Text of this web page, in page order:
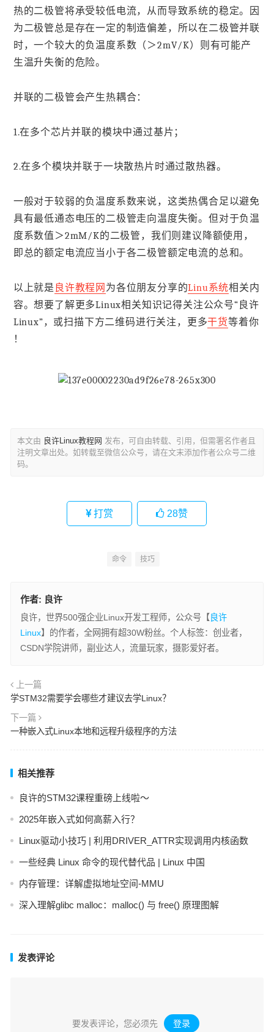
热的二极管将承受较低电流，从而导致系统的稳定。因
为二极管总是存在一定的制造偏差，所以在二极管并联
时，一个较大的负温度系数（＞2mV/K）则有可能产
生温升失衡的危险。
并联的二极管会产生热耦合：
1.在多个芯片并联的模块中通过基片；
2.在多个模块并联于一块散热片时通过散热器。
一般对于较弱的负温度系数来说，这类热偶合足以避免
具有最低通态电压的二极管走向温度失衡。但对于负温
度系数值＞2mM/K的二极管，我们则建议降额使用，
即总的额定电流应当小于各二极管额定电流的总和。
以上就是 良许教程网 为各位朋友分享的Linu系统相关内
容。想要了解更多Linux相关知识记得关注公众号“良许
Linux”，或扫描下方二维码进行关注，更多干货等着你
！
本文由 良许Linux教程网 发布，可自由转载、引用，但需署名作者且
注明文章出处。如转载至微信公众号，请在文末添加作者公众号二维
码。
打赏 28赞
命令 技巧
作者: 良许
良许，世界500强企业Linux开发工程师，公众号【 良许
Linux】的作者，全网拥有超30W粉丝。个人标签：创业者，
CSDN学院讲师，副业达人，流量玩家，摄影爱好者。
上一篇
学STM32需要学会哪些才建议去学Linux？
下一篇
一种嵌入式Linux本地和远程升级程序的方法
相关推荐
良许的STM32课程重磅上线啦～
2025年嵌入式如何高薪入行？
Linux驱动小技巧 | 利用DRIVER_ATTR实现调用内核函数
一些经典 Linux 命令的现代替代品 | Linux 中国
内存管理：详解虚拟地址空间-MMU
深入理解glibc malloc：malloc() 与 free() 原理图解
发表评论
要发表评论，您必须先 登录 。